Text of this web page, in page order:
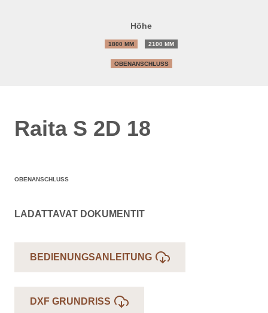
Höhe
1800 MM 2100 MM
OBENANSCHLUSS
Raita S 2D 18
OBENANSCHLUSS
LADATTAVAT DOKUMENTIT
BEDIENUNGSANLEITUNG
DXF GRUNDRISS